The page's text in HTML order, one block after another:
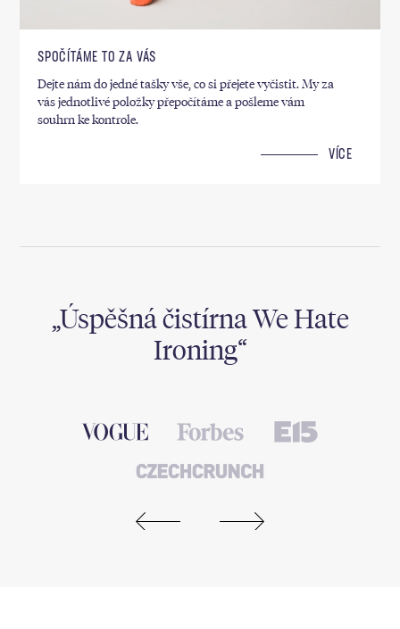
SPOČÍTÁME TO ZA VÁS
Dejte nám do jedné tašky vše, co si přejete vyčistit. My za
vás jednotlivé položky přepočítáme a pošleme vám
souhrn ke kontrole.
VÍCE
Úspěšná čistírna We Hate
Ironing